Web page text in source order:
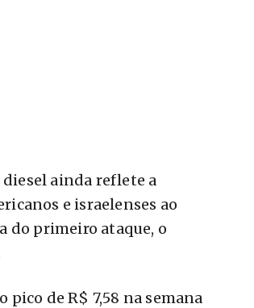
ainda reflete a
e israelenses ao
do primeiro ataque, o
pico de R$ 7,58 na semana